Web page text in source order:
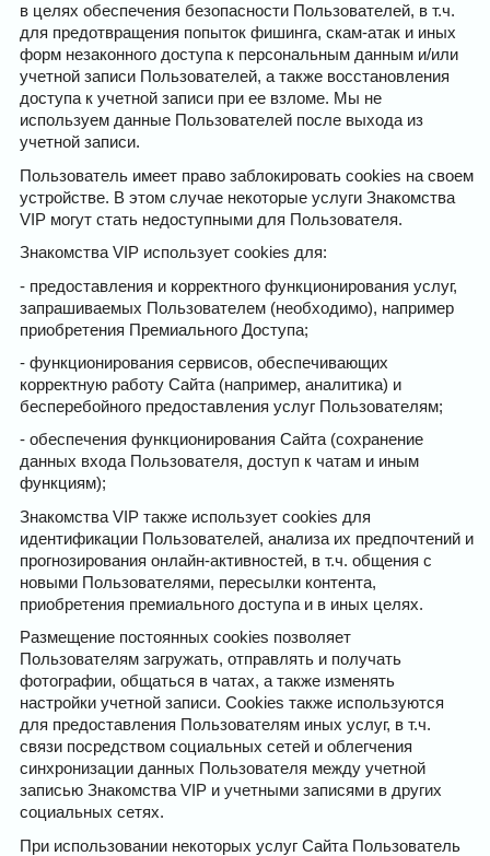
в целях обеспечения безопасности Пользователей, в т.ч.
для предотвращения попыток фишинга, скам-атак и иных
форм незаконного доступа к персональным данным и/или
учетной записи Пользователей, а также восстановления
доступа к учетной записи при ее взломе. Мы не
используем данные Пользователей после выхода из
учетной записи.
Пользователь имеет право заблокировать cookies на своем
устройстве. В этом случае некоторые услуги Знакомства
VIP могут стать недоступными для Пользователя.
Знакомства VIP использует cookies для:
- предоставления и корректного функционирования услуг,
запрашиваемых Пользователем (необходимо), например
приобретения Премиального Доступа;
- функционирования сервисов, обеспечивающих
корректную работу Сайта (например, аналитика) и
бесперебойного предоставления услуг Пользователям;
- обеспечения функционирования Сайта (сохранение
данных входа Пользователя, доступ к чатам и иным
функциям);
Знакомства VIP также использует cookies для
идентификации Пользователей, анализа их предпочтений и
прогнозирования онлайн-активностей, в т.ч. общения с
новыми Пользователями, пересылки контента,
приобретения премиального доступа и в иных целях.
Размещение постоянных cookies позволяет
Пользователям загружать, отправлять и получать
фотографии, общаться в чатах, а также изменять
настройки учетной записи. Cookies также используются
для предоставления Пользователям иных услуг, в т.ч.
связи посредством социальных сетей и облегчения
синхронизации данных Пользователя между учетной
записью Знакомства VIP и учетными записями в других
социальных сетях.
При использовании некоторых услуг Сайта Пользователь